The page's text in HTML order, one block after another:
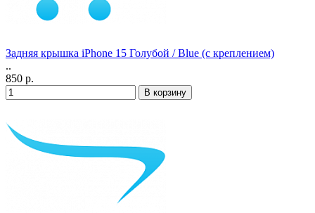
Задняя крышка iPhone 15 Голубой / Blue (с креплением)
..
850 р.